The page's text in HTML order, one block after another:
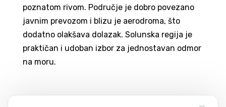
poznatom rivom. Područje je dobro povezano
javnim prevozom i blizu je aerodroma, što
dodatno olakšava dolazak. Solunska regija je
praktičan i udoban izbor za jednostavan odmor
na moru.